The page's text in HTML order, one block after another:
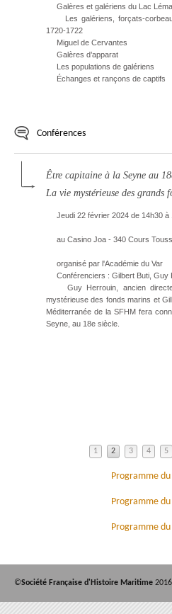
Galères et galériens du Lac
Les galériens, forçats-
1720-1722
Miguel de Cervantes
Galères d’apparat
Les populations de galériens
Échanges et rançons de captifs
Conférences
Être capitaine à la Seyne au
La vie mystérieuse des grands
Jeudi 22 février 2024 de 14h30 à
au Casino Joa - 340 Cours
organisé par l'Académie du Var
Conférenciers : Gilbert Buti, Guy
Guy Herrouin, ancien
mystérieuse des fonds marins et
Méditerranée de la SFHM fera
Seyne, au 18e siècle.
1 2 3 4 5
Programme
Programme
Programme
©Société Française d'Histoire Maritime